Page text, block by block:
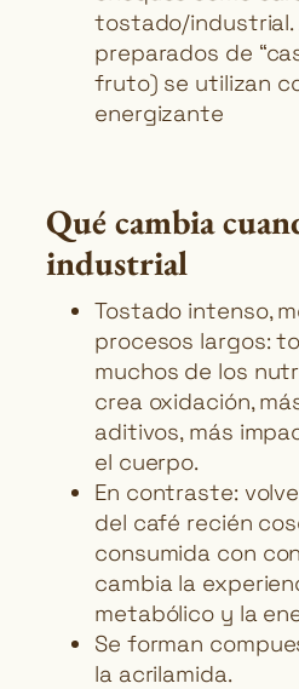
tostado/industrial.
preparados de
fruto) se utilizan
energizante
Qué cambia
industrial
Tostado intenso,
procesos largos:
muchos de los
crea oxidación,
aditivos, más
el cuerpo.
En contraste:
del café recién
consumida con
cambia la
metabólico y la
Se forman
la acrilamida.